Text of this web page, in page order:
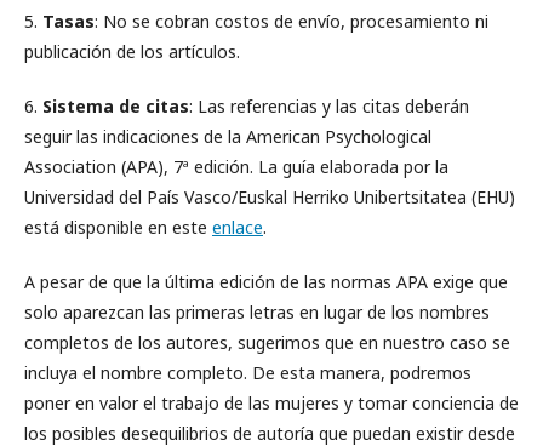
5. Tasas: No se cobran costos de envío, procesamiento ni
publicación de los artículos.
6. Sistema de citas: Las referencias y las citas deberán
seguir las indicaciones de la American Psychological
Association (APA), 7ª edición. La guía elaborada por la
Universidad del País Vasco/Euskal Herriko Unibertsitatea (EHU)
está disponible en este enlace.
A pesar de que la última edición de las normas APA exige que
solo aparezcan las primeras letras en lugar de los nombres
completos de los autores, sugerimos que en nuestro caso se
incluya el nombre completo. De esta manera, podremos
poner en valor el trabajo de las mujeres y tomar conciencia de
los posibles desequilibrios de autoría que puedan existir desde